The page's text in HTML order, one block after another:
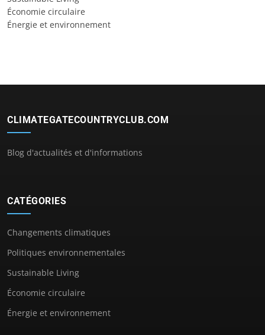
Économie circulaire
Énergie et environnement
CLIMATEGATECOUNTRYCLUB.COM
Blog d'actualités et d'informations
CATÉGORIES
Changements climatiques
Politiques environnementales
Sustainable Living
Économie circulaire
Énergie et environnement